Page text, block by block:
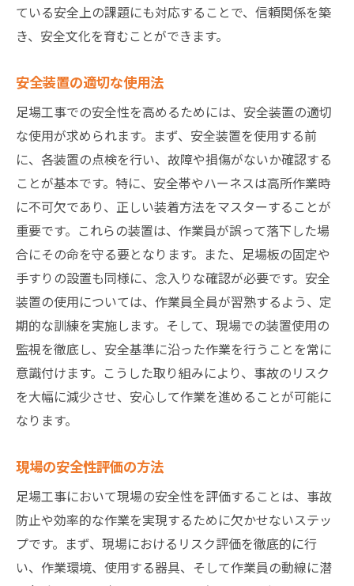
ている安全上の課題にも対応することで、信頼関係を築
き、安全文化を育むことができます。
安全装置の適切な使用法
足場工事での安全性を高めるためには、安全装置の適切
な使用が求められます。まず、安全装置を使用する前
に、各装置の点検を行い、故障や損傷がないか確認する
ことが基本です。特に、安全帯やハーネスは高所作業時
に不可欠であり、正しい装着方法をマスターすることが
重要です。これらの装置は、作業員が誤って落下した場
合にその命を守る要となります。また、足場板の固定や
手すりの設置も同様に、念入りな確認が必要です。安全
装置の使用については、作業員全員が習熟するよう、定
期的な訓練を実施します。そして、現場での装置使用の
監視を徹底し、安全基準に沿った作業を行うことを常に
意識付けます。こうした取り組みにより、事故のリスク
を大幅に減少させ、安心して作業を進めることが可能に
なります。
現場の安全性評価の方法
足場工事において現場の安全性を評価することは、事故
防止や効率的な作業を実現するために欠かせないステッ
プです。まず、現場におけるリスク評価を徹底的に行
い、作業環境、使用する器具、そして作業員の動線に潜